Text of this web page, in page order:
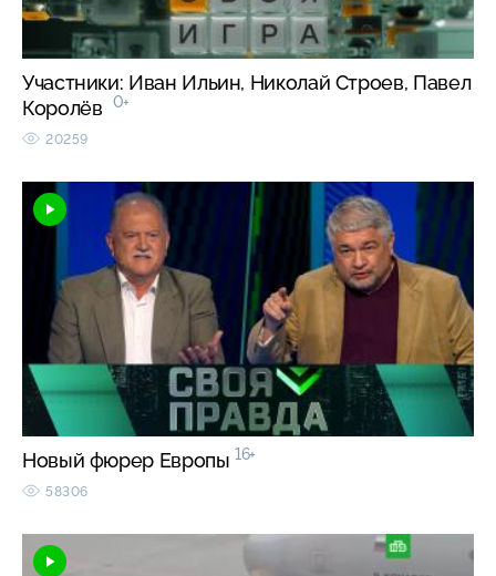
Участники: Иван Ильин, Николай Строев, Павел
Королёв
0+
20259
Новый фюрер Европы 16+
58306